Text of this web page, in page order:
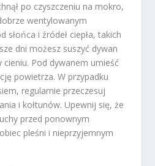
po czyszczeniu na mokro,
wentylowanym
słońca i źródeł ciepła, takich
dni możesz suszyć dywan
Pod dywanem umieść
powietrza. W przypadku
regularnie przeczesuj
i kołtunów. Upewnij się, że
przed ponownym
pleśni i nieprzyjemnym